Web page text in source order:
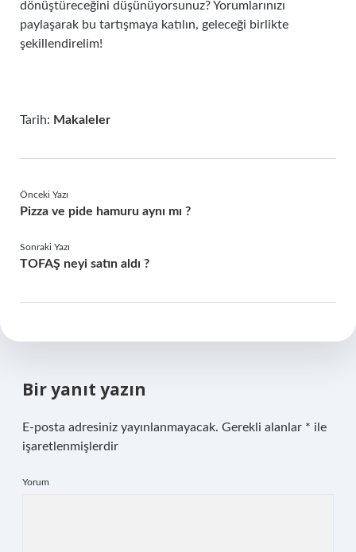
dönüştüreceğini düşünüyorsunuz? Yorumlarınızı
paylaşarak bu tartışmaya katılın, geleceği birlikte
şekillendirelim!
Tarih: Makaleler
Önceki Yazı
Pizza ve pide hamuru aynı mı ?
Sonraki Yazı
TOFAŞ neyi satın aldı ?
Bir yanıt yazın
E-posta adresiniz yayınlanmayacak. Gerekli alanlar * ile
işaretlenmişlerdir
Yorum